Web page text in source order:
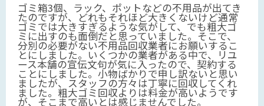
ゴミ箱3個、ラック、ポットなどの不用品が出てき
たのですが、どれもそれほど大きくないけど通常
ゴミでは大きすぎるような気がして、でも粗大ゴ
ミに出すのも面倒だと思っていました。そこで、
分別の必要がない不用品回収業者にお願いするこ
とにしました。いくつかの業者がある中で、リユ
ース本舗の宣伝文句が気に入ったので、契約する
ことにしました。小物ばかりで申し訳ないと思い
ましたが、スタッフの方々は丁寧に回収してくれ
ました。粗大ゴミ回収よりは料金が高いようです
が、そこまで高いとは感じませんでした。